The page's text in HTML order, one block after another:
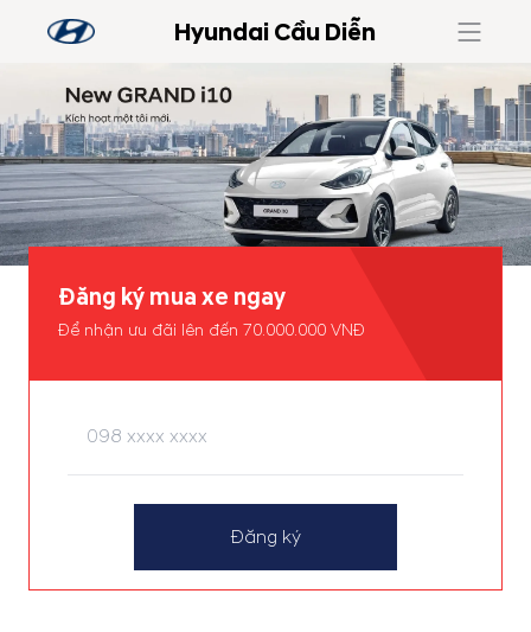
Hyundai Cầu Diễn
Đăng ký mua xe ngay
Để nhận ưu đãi lên đến 70.000.000 VNĐ
Đăng ký